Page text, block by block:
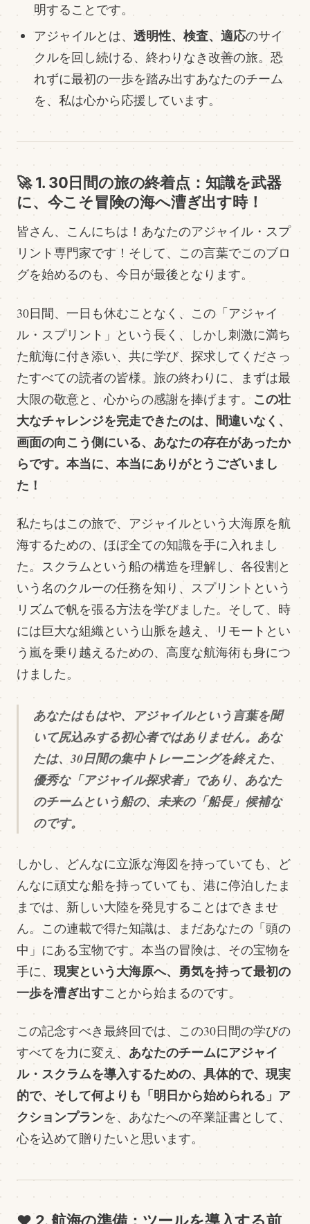
明することです。
アジャイルとは、 透明性、検査、適応のサイ
クルを回し続ける、終わりなき改善の旅。恐
れずに最初の一歩を踏み出すあなたのチーム
を、私は心から応援しています。
🚀 1. 30日間の旅の終着点：知識を武器
に、今こそ冒険の海へ漕ぎ出す時！
皆さん、こんにちは！あなたのアジャイル・スプ
リント専門家です！そして、この言葉でこのブロ
グを始めるのも、今日が最後となります。
30日間、一日も休むことなく、この「アジャイ
ル・スプリント」という長く、しかし刺激に満ち
た航海に付き添い、共に学び、探求してくださっ
たすべての読者の皆様。旅の終わりに、まずは最
大限の敬意と、心からの感謝を捧げます。 この壮
大なチャレンジを完走できたのは、間違いなく、
画面の向こう側にいる、あなたの存在があったか
らです。本当に、本当にありがとうございまし
た！
私たちはこの旅で、アジャイルという大海原を航
海するための、ほぼ全ての知識を手に入れまし
た。スクラムという船の構造を理解し、各役割と
いう名のクルーの任務を知り、スプリントという
リズムで帆を張る方法を学びました。そして、時
には巨大な組織という山脈を越え、リモートとい
う嵐を乗り越えるための、高度な航海術も身につ
けました。
あなたはもはや、アジャイルという言葉を聞
いて尻込みする初心者ではありません。あな
たは、30日間の集中トレーニングを終えた、
優秀な「アジャイル探求者」であり、あなた
のチームという船の、未来の「船長」候補な
のです。
しかし、どんなに立派な海図を持っていても、ど
んなに頑丈な船を持っていても、港に停泊したま
までは、新しい大陸を発見することはできませ
ん。この連載で得た知識は、まだあなたの「頭の
中」にある宝物です。本当の冒険は、その宝物を
手に、 現実という大海原へ、勇気を持って最初の
一歩を漕ぎ出すことから始まるのです。
この記念すべき最終回では、この30日間の学びの
すべてを力に変え、 あなたのチームにアジャイ
ル・スクラムを導入するための、具体的で、現実
的で、そして何よりも「明日から始められる」ア
クションプランを、あなたへの卒業証書として、
心を込めて贈りたいと思います。